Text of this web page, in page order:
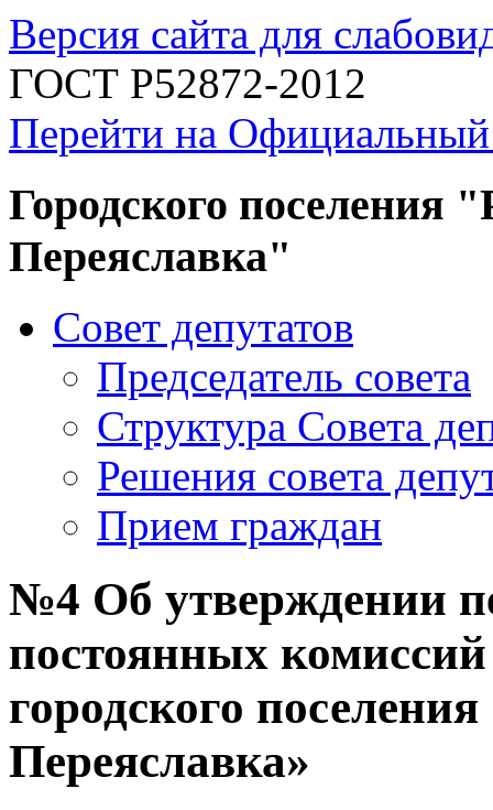
Версия сайта для
ГОСТ Р52872-2012
Перейти на
Городского поселения
Переяславка"
Совет депутатов
Председатель совета
Структура Совета
Решения совета
Прием граждан
№4 Об утверждении
постоянных
городского
Переяславка»